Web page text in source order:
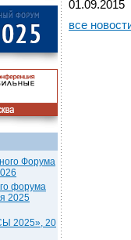
Форума
форума
2025
2025», 20
01.09.2015
все